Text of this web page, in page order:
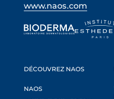
www.naos.com
DÉCOUVREZ NAOS
NAOS